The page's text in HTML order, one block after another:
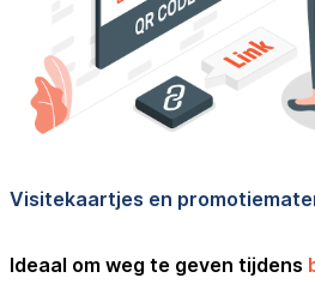
Visitekaartjes en
Ideaal om weg te geven tijdens